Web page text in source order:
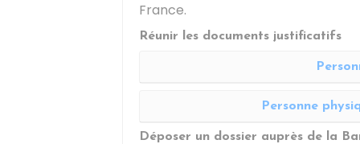
France.
Réunir les documents justificatifs
Personne
Déposer un dossier auprès de la